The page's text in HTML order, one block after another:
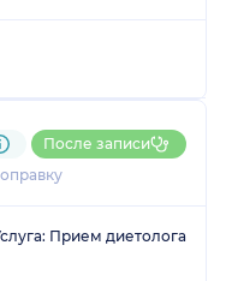
После записи
Прием диетолога